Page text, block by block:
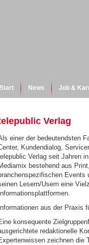
Start News Job &
Verlag
einer der bedeutendsten
Kundendialog,
Verlag seit Jahren
bestehend aus
Events
Lesern/Usern eine
Informationsplattformen.
Informationen aus der Praxis
konsequente
redaktionelle
zeichnen die